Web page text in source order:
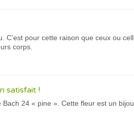
pour cette raison que ceux ou
corps.
satisfait !
24 « pine ». Cette fleur est un